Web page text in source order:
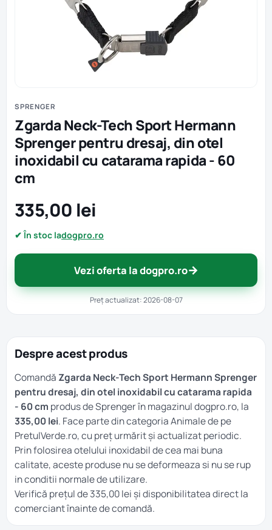
SPRENGER
Zgarda Neck-Tech Sport Hermann
Sprenger pentru dresaj, din otel
inoxidabil cu catarama rapida - 60
cm
335,00 lei
✔ În stoc ladogpro.ro
Vezi oferta la dogpro.ro→
Preț actualizat: 2026-08-07
Despre acest produs
Comandă Zgarda Neck-Tech Sport Hermann Sprenger
pentru dresaj, din otel inoxidabil cu catarama rapida
- 60 cm produs de Sprenger în magazinul dogpro.ro, la
335,00 lei. Face parte din categoriaAnimalede pe
PretulVerde.ro, cu preț urmărit și actualizat periodic.
Prin folosirea otelului inoxidabil de cea mai buna
calitate, aceste produse nu se deformeaza si nu se rup
in conditii normale de utilizare.
Verifică prețul de 335,00 lei și disponibilitatea direct la
comerciant înainte de comandă.